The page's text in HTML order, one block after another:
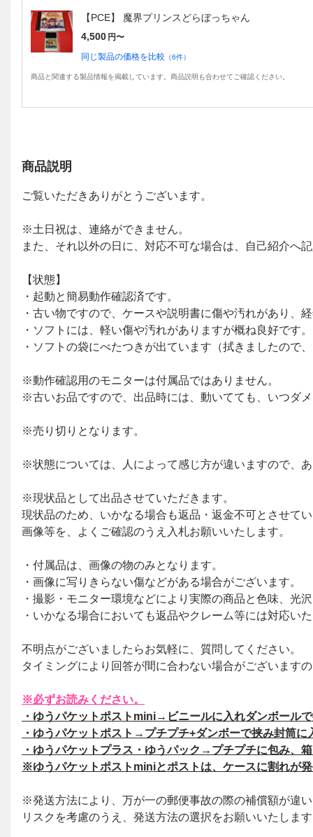
【PCE】 魔界プリンスどらぼっちゃん
4,500 円〜
同じ製品の価格を比較 （6件）
商品と関連する製品情報を掲載しています。商品説明も合わせてご確認ください。
商品説明